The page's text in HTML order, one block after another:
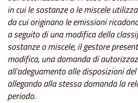
in cui le sostanze o le miscele
da cui originano le emissioni
a seguito di una modifica della
sostanze o miscele, il gestore
modifica, una domanda di
all’adeguamento alle disposizioni
allegando alla stessa domanda la
periodo.